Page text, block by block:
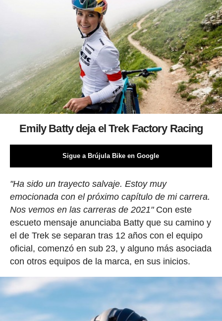
Emily Batty deja el Trek Factory Racing
Sigue a Brújula Bike en Google
"Ha sido un trayecto salvaje. Estoy muy
emocionada con el próximo capítulo de mi carrera.
Nos vemos en las carreras de 2021" Con este
escueto mensaje anunciaba Batty que su camino y
el de Trek se separan tras 12 años con el equipo
oficial, comenzó en sub 23, y alguno más asociada
con otros equipos de la marca, en sus inicios.